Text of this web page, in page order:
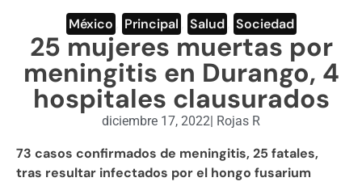
ENGLISH SECTION
VIDEOS
México Principal Salud Sociedad
25 mujeres muertas por
meningitis en Durango, 4
hospitales clausurados
diciembre 17, 2022| Rojas R
73 casos confirmados de meningitis, 25 fatales,
tras resultar infectados por el hongo fusarium